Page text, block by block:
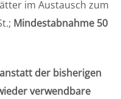
im Austausch zum
Mindestabnahme 50
der bisherigen
verwendbare